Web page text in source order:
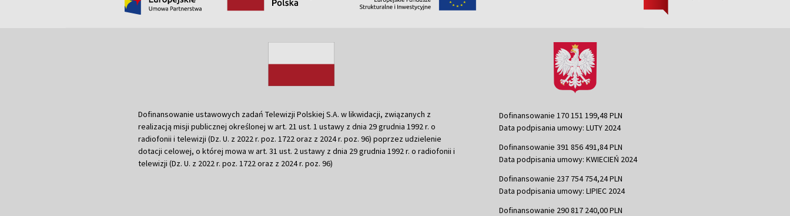
Dofinansowanie ustawowych zadań Telewizji Polskiej S.A. w likwidacji, związanych z
realizacją misji publicznej określonej w art. 21 ust. 1 ustawy z dnia 29 grudnia 1992 r. o
radiofonii i telewizji (Dz. U. z 2022 r. poz. 1722 oraz z 2024 r. poz. 96) poprzez udzielenie
dotacji celowej, o której mowa w art. 31 ust. 2 ustawy z dnia 29 grudnia 1992 r. o radiofonii i
telewizji (Dz. U. z 2022 r. poz. 1722 oraz z 2024 r. poz. 96)
Dofinansowanie 170 151 199,48 PLN
Data podpisania umowy: LUTY 2024
Dofinansowanie 391 856 491,84 PLN
Data podpisania umowy: KWIECIEŃ 2024
Dofinansowanie 237 754 754,24 PLN
Data podpisania umowy: LIPIEC 2024
Dofinansowanie 290 817 240,00 PLN